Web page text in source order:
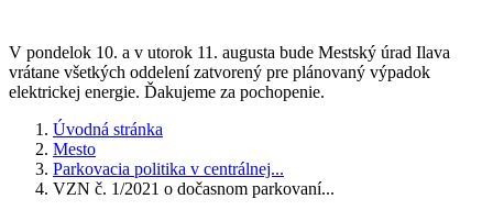
V pondelok 10. a v utorok 11. augusta bude Mestský úrad Ilava
vrátane všetkých oddelení zatvorený pre plánovaný výpadok
elektrickej energie. Ďakujeme za pochopenie.
Úvodná stránka
Mesto
Parkovacia politika v centrálnej...
VZN č. 1/2021 o dočasnom parkovaní...